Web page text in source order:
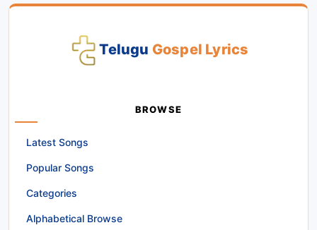
Telugu Gospel Lyrics
BROWSE
Latest Songs
Popular Songs
Categories
Alphabetical Browse